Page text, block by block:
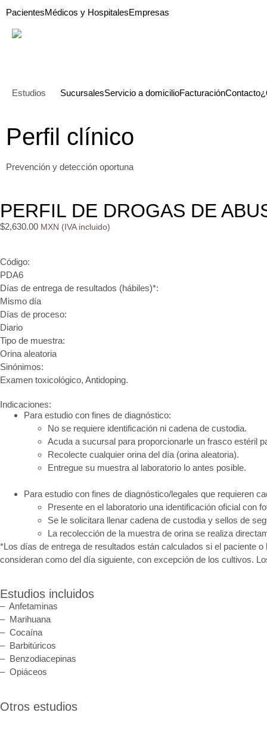
PacientesMédicos y HospitalesEmpresas
Estudios SucursalesServicio a domicilioFacturaciónContacto
Perfil clínico
Prevención y detección oportuna
PERFIL DE DROGAS DE
$2,630.00
Código:
PDA6
Días de entrega de resultados (hábiles)*:
Mismo día
Días de proceso:
Diario
Tipo de muestra:
Orina aleatoria
Sinónimos:
Examen toxicológico, Antidoping.
Indicaciones:
Para estudio con fines de diagnóstico:
No se requiere identificación ni cadena de custodia.
Acuda a sucursal para proporcionarle un frasco estéril
Recolecte cualquier orina del día (orina aleatoria).
Entregue su muestra al laboratorio lo antes posible.
Para estudio con fines de diagnóstico/legales que requieren
Presente en el laboratorio una identificación oficial con
Se le solicitara llenar cadena de custodia y sellos de
La recolección de la muestra de orina se realiza
*Los días de entrega de resultados están calculados si el paciente
consideran como del día siguiente, con excepción de los cultivos.
Estudios incluidos
– Anfetaminas
– Marihuana
– Cocaína
– Barbitúricos
– Benzodiacepinas
– Opiáceos
Otros estudios